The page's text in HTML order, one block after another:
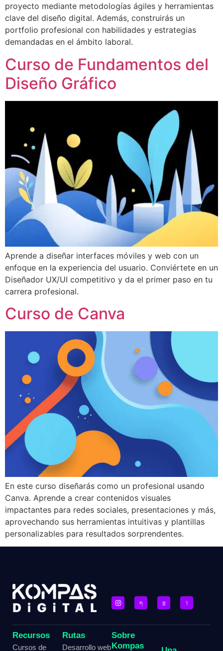
proyecto mediante metodologías ágiles y herramientas
clave del diseño digital. Además, construirás un
portfolio profesional con habilidades y estrategias
demandadas en el ámbito laboral.
Curso de Fundamentos del
Diseño Gráfico
Aprende a diseñar interfaces móviles y web con un
enfoque en la experiencia del usuario. Conviértete en un
Diseñador UX/UI competitivo y da el primer paso en tu
carrera profesional.
Curso de Canva
En este curso diseñarás como un profesional usando
Canva. Aprende a crear contenidos visuales
impactantes para redes sociales, presentaciones y más,
aprovechando sus herramientas intuitivas y plantillas
personalizables para resultados sorprendentes.
Recursos
Cursos de
Rutas
Desarrollo web
Sobre
Kompas